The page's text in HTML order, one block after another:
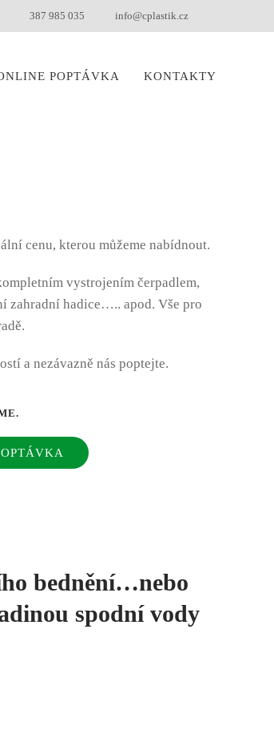
387 985 035 info@cplastik.cz
POPTÁVKA KONTAKTY
cenu, kterou můžeme nabídnout.
vystrojením čerpadlem,
zahradní hadice….. apod. Vše pro
a nezávazně nás poptejte.
bednění…nebo
spodní vody